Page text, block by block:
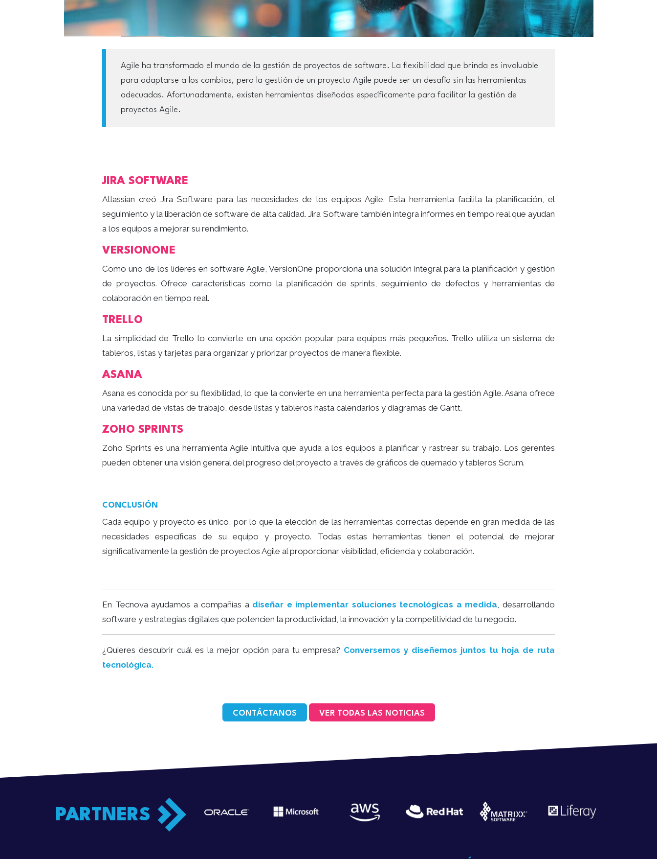
Agile ha transformado el mundo de la gestión de proyectos de software. La flexibilidad que brinda es invaluable
para adaptarse a los cambios, pero la gestión de un proyecto Agile puede ser un desafío sin las herramientas
adecuadas. Afortunadamente, existen herramientas diseñadas específicamente para facilitar la gestión de
proyectos Agile.
JIRA SOFTWARE
Atlassian creó Jira Software para las necesidades de los equipos Agile. Esta herramienta facilita la planificación, el
seguimiento y la liberación de software de alta calidad. Jira Software también integra informes en tiempo real que ayudan
a los equipos a mejorar su rendimiento.
VERSIONONE
Como uno de los líderes en software Agile, VersionOne proporciona una solución integral para la planificación y gestión
de proyectos. Ofrece características como la planificación de sprints, seguimiento de defectos y herramientas de
colaboración en tiempo real.
TRELLO
La simplicidad de Trello lo convierte en una opción popular para equipos más pequeños. Trello utiliza un sistema de
tableros, listas y tarjetas para organizar y priorizar proyectos de manera flexible.
ASANA
Asana es conocida por su flexibilidad, lo que la convierte en una herramienta perfecta para la gestión Agile. Asana ofrece
una variedad de vistas de trabajo, desde listas y tableros hasta calendarios y diagramas de Gantt.
ZOHO SPRINTS
Zoho Sprints es una herramienta Agile intuitiva que ayuda a los equipos a planificar y rastrear su trabajo. Los gerentes
pueden obtener una visión general del progreso del proyecto a través de gráficos de quemado y tableros Scrum.
CONCLUSIÓN
Cada equipo y proyecto es único, por lo que la elección de las herramientas correctas depende en gran medida de las
necesidades específicas de su equipo y proyecto. Todas estas herramientas tienen el potencial de mejorar
significativamente la gestión de proyectos Agile al proporcionar visibilidad, eficiencia y colaboración.
En Tecnova ayudamos a compañías a diseñar e implementar soluciones tecnológicas a medida , desarrollando
software y estrategias digitales que potencien la productividad, la innovación y la competitividad de tu negocio.
¿Quieres descubrir cuál es la mejor opción para tu empresa? Conversemos y diseñemos juntos tu hoja de ruta
tecnológica.
CONTÁCTANOS VER TODAS LAS NOTICIAS
PARTNERS